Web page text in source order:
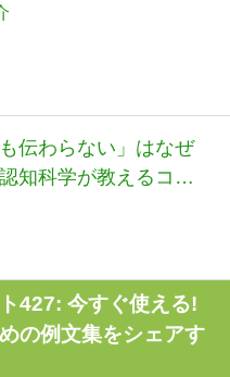
伝わらない」はなぜ
知科学が教えるコミ
本質と解決策
427: 今すぐ使える!
の例文集をシェアす